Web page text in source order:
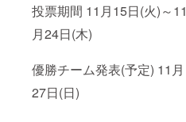
投票期間 11月15日(火)～11
月24日(木)
優勝チーム発表(予定) 11月
27日(日)